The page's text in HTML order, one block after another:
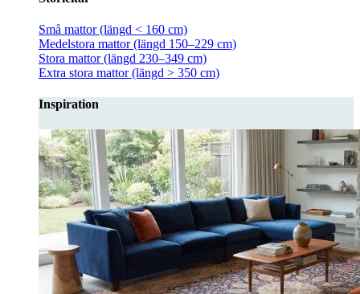
Små mattor (längd < 160 cm)
Medelstora mattor (längd 150–229 cm)
Stora mattor (längd 230–349 cm)
Extra stora mattor (längd > 350 cm)
Inspiration